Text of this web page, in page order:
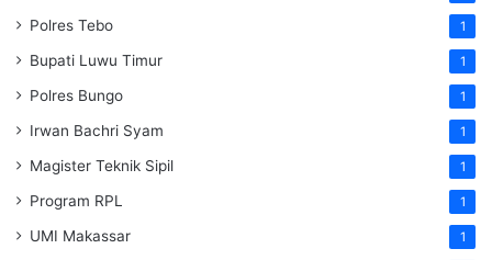
Polres Tebo 1
Bupati Luwu Timur 1
Polres Bungo 1
Irwan Bachri Syam 1
Magister Teknik Sipil 1
Program RPL 1
UMI Makassar 1